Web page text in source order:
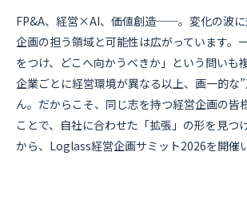
FP&A、経営×AI、価値創造──。変化の波に
企画の担う領域と可能性は広がっています。
をつけ、どこへ向かうべきか」という問いも
企業ごとに経営環境が異なる以上、画一的な
ん。だからこそ、同じ志を持つ経営企画の皆
ことで、自社に合わせた「拡張」の形を見つ
から、Loglass経営企画サミット2026を開催